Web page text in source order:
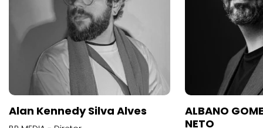
Alan Kennedy Silva Alves
ALBANO
NETO